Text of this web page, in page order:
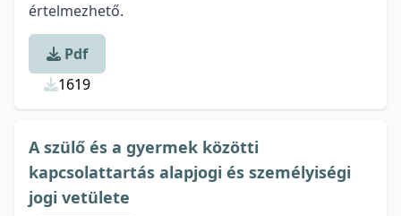
értelmezhető.
Pdf
1619
A szülő és a gyermek közötti
kapcsolattartás alapjogi és személyiségi
jogi vetülete